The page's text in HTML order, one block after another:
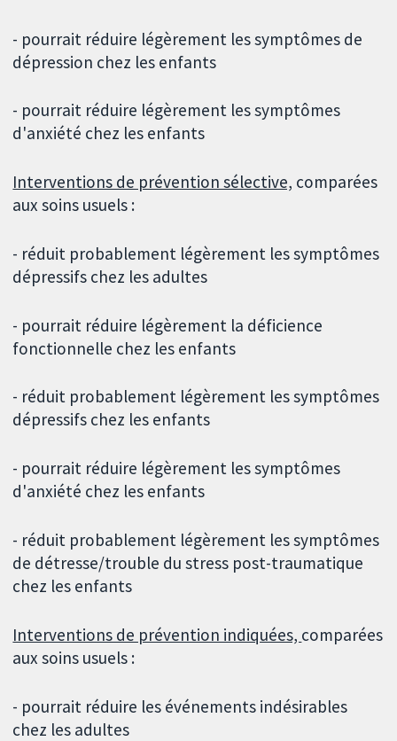
- pourrait réduire légèrement les symptômes de
dépression chez les enfants
- pourrait réduire légèrement les symptômes
d'anxiété chez les enfants
Interventions de prévention sélective, comparées
aux soins usuels :
- réduit probablement légèrement les symptômes
dépressifs chez les adultes
- pourrait réduire légèrement la déficience
fonctionnelle chez les enfants
- réduit probablement légèrement les symptômes
dépressifs chez les enfants
- pourrait réduire légèrement les symptômes
d'anxiété chez les enfants
- réduit probablement légèrement les symptômes
de détresse/trouble du stress post-traumatique
chez les enfants
Interventions de prévention indiquées, comparées
aux soins usuels :
- pourrait réduire les événements indésirables
chez les adultes